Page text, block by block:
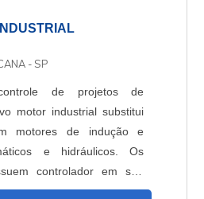
- SP
de projetos de
motor industrial substitui
motores de indução e
e hidráulicos. Os
controlador em sua
de modo rotativo ou